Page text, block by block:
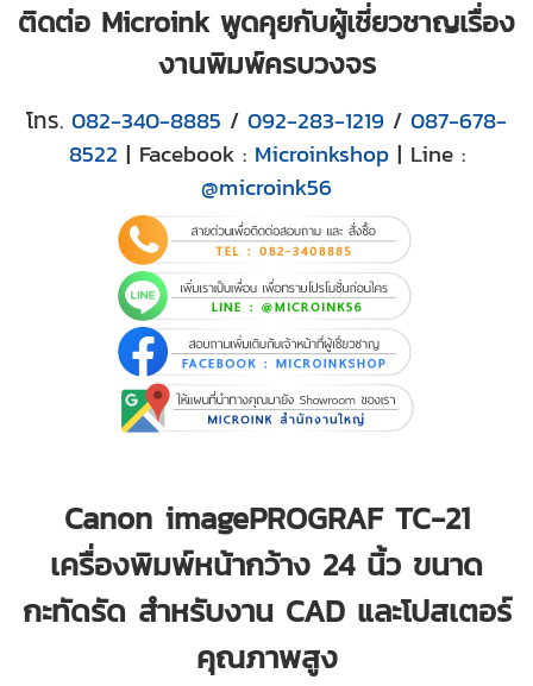
ติดต่อ Microink พูดคุยกับผู้เชี่ยวชาญเรื่อง
งานพิมพ์ครบวงจร
โทร. 082-340-8885 / 092-283-1219 / 087-678-
8522 | Facebook : Microinkshop| Line :
@microink56
Canon imagePROGRAF TC-21
เครื่องพิมพ์หน้ากว้าง 24 นิ้ว ขนาด
กะทัดรัด สำหรับงาน CAD และโปสเตอร์
คุณภาพสูง